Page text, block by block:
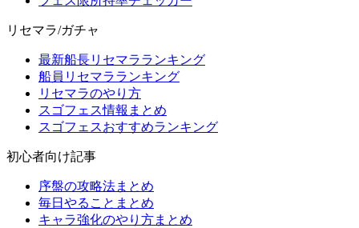
リセマラ/ガチャ
最新船長リセマラランキング
船員リセマラランキング
リセマラのやり方
スゴフェス情報まとめ
スゴフェスおすすめランキング
初心者向け記事
序盤の攻略法まとめ
毎日やることまとめ
キャラ強化のやり方まとめ